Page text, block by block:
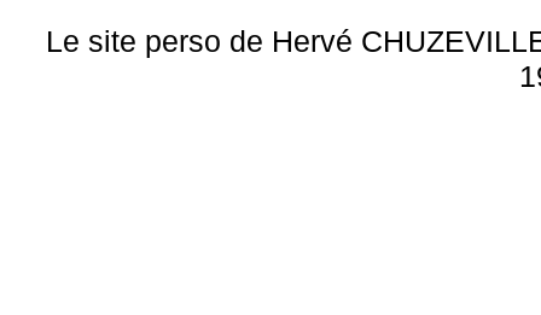
Le site perso de Hervé